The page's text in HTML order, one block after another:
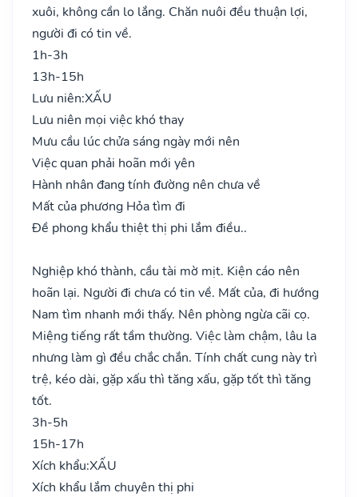
xuôi, không cần lo lắng. Chăn nuôi đều thuận lợi,
người đi có tin về.
1h-3h
13h-15h
Lưu niên:XẤU
Lưu niên mọi việc khó thay
Mưu cầu lúc chửa sáng ngày mới nên
Việc quan phải hoãn mới yên
Hành nhân đang tính đường nên chưa về
Mất của phương Hỏa tìm đi
Đề phong khẩu thiệt thị phi lắm điều..
Nghiệp khó thành, cầu tài mờ mịt. Kiện cáo nên
hoãn lại. Người đi chưa có tin về. Mất của, đi hướng
Nam tìm nhanh mới thấy. Nên phòng ngừa cãi cọ.
Miệng tiếng rất tầm thường. Việc làm chậm, lâu la
nhưng làm gì đều chắc chắn. Tính chất cung này trì
trệ, kéo dài, gặp xấu thì tăng xấu, gặp tốt thì tăng
tốt.
3h-5h
15h-17h
Xích khẩu:XẤU
Xích khẩu lắm chuyên thị phi